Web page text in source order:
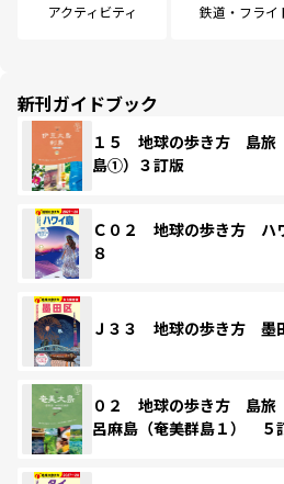
アクティビティ 鉄道・フライ
新刊ガイドブック
１５ 地球の歩き方 島
島①）３訂版
Ｃ０２ 地球の歩き方 ハ
８
Ｊ３３ 地球の歩き方 墨
０２ 地球の歩き方 島
呂麻島（奄美群島１） ５